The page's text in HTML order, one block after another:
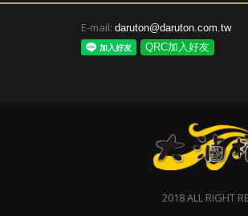
E-mail: daruton@daruton.com.tw
QRC加入好友
2018 ALL RIGHT